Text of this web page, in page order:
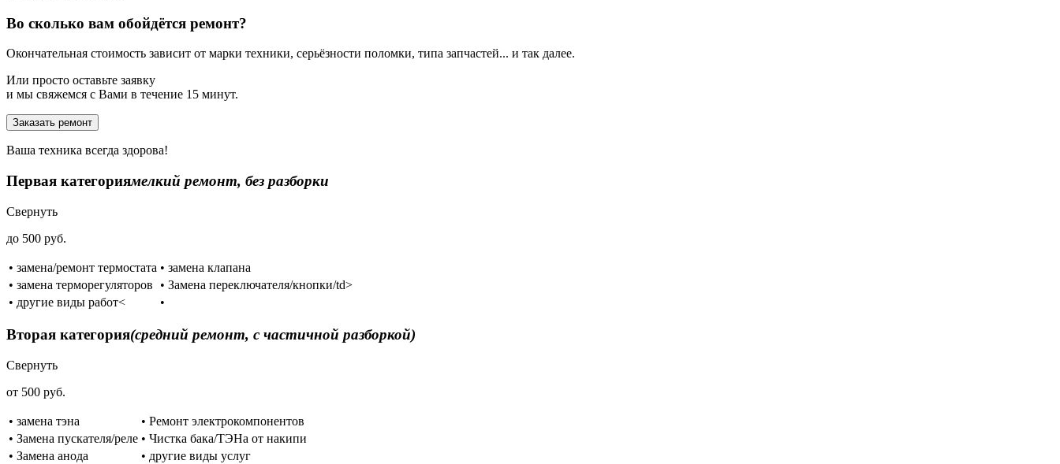
Во сколько вам обойдётся ремонт?
Окончательная стоимость зависит от марки техники, серьёзности поломки, типа запчастей... и так далее.
Или просто оставьте заявку
и мы свяжемся с Вами в течение 15 минут.
Заказать ремонт
Ваша техника всегда здорова!
Первая категориямелкий ремонт, без разборки
Свернуть
до 500 руб.
• замена/ремонт термостата • замена клапана
• замена терморегуляторов
• Замена переключателя/кнопки/td>
• другие виды работ<
•
Вторая категория(средний ремонт, с частичной разборкой)
Свернуть
от 500 руб.
• замена тэна
• Ремонт электрокомпонентов
• Замена пускателя/реле • Чистка бака/ТЭНа от накипи
• Замена анода
• другие виды услуг